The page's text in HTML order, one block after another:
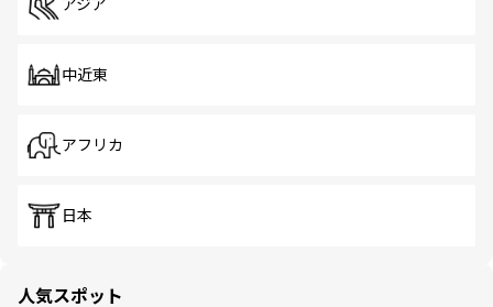
アジア
中近東
アフリカ
日本
人気スポット